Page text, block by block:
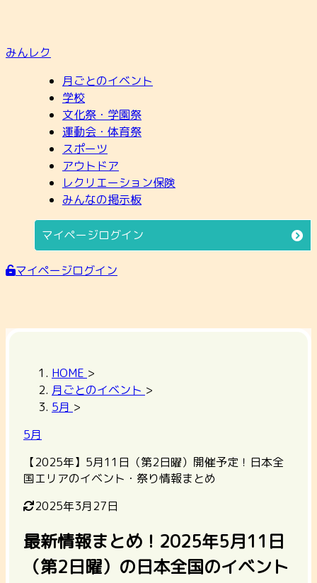
みんレク
月ごとのイベント
学校
文化祭・学園祭
運動会・体育祭
スポーツ
アウトドア
レクリエーション保険
みんなの掲示板
マイページログイン
マイページログイン
HOME >
月ごとのイベント >
5月 >
5月
【2025年】5月11日（第2日曜）開催予定！日本全
国エリアのイベント・祭り情報まとめ
2025年3月27日
最新情報まとめ！2025年5月11日
（第2日曜）の日本全国のイベント